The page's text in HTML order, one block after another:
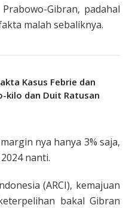
Gibran, padahal
malah sebaliknya.
Kasus Febrie dan
kilo dan Duit Ratusan
nya hanya 3% saja,
nanti.
(ARCI), kemajuan
bakal Gibran